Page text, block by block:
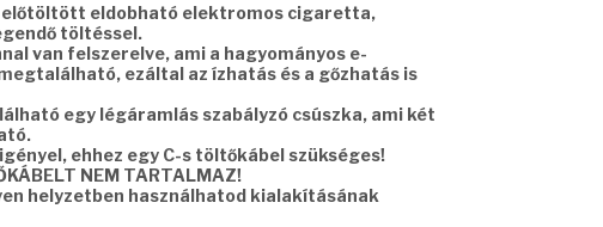
Ft. 7490 Ft.
előtöltött eldobható elektromos cigaretta,
töltéssel.
van felszerelve, ami a hagyományos e-
ezáltal az ízhatás és a gőzhatás is
egy légáramlás szabályzó csúszka, ami két
ehhez egy C-s töltőkábel szükséges!
NEM TARTALMAZ!
helyzetben használhatod kialakításának